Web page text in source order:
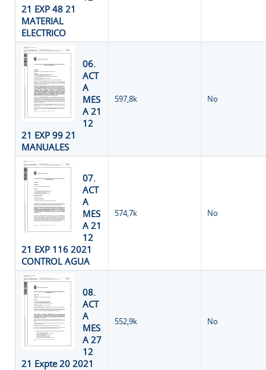
21 EXP 48 21
MATERIAL
ELECTRICO
06.
ACT
A
MES
A 21
12
21 EXP 99 21
MANUALES
597,8k No
07.
ACT
A
MES
A 21
12
21 EXP 116 2021
CONTROL AGUA
574,7k No
08.
ACT
A
MES
A 27
12
21 Expte 20 2021
552,9k No